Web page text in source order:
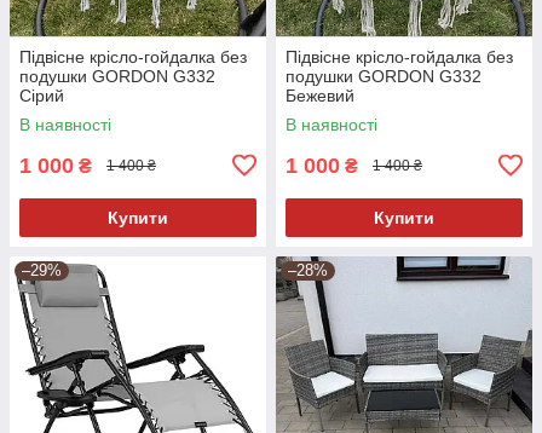
Підвісне крісло-гойдалка без
подушки GORDON G332
Сірий
В наявності
1 000 ₴ 1 400 ₴
Купити
Підвісне крісло-гойдалка без
подушки GORDON G332
Бежевий
В наявності
1 000 ₴ 1 400 ₴
Купити
–29% –28%